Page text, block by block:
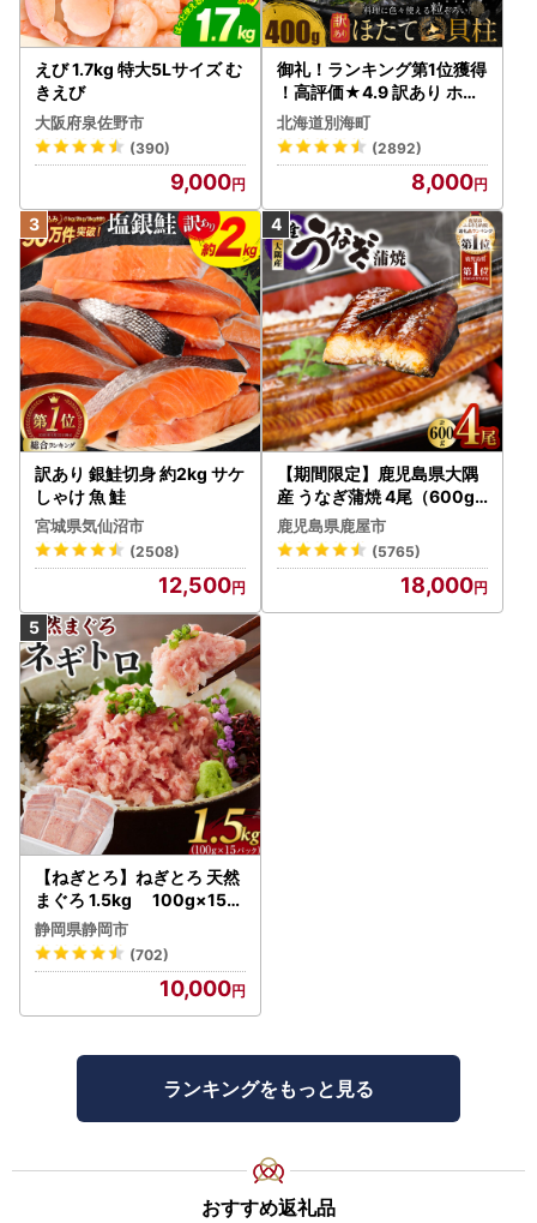
えび 1.7kg 特大5Lサイズ む
きえび
大阪府泉佐野市
(390)
9,000
御礼！ランキング第1位獲得
！高評価★4.9 訳あり ホタ
テ 400g（ほたて 帆立 貝柱
冷凍 ）
北海道別海町
(2892)
8,000
訳あり 銀鮭切身 約2kg サケ
しゃけ 魚 鮭
宮城県気仙沼市
(2508)
12,500
【期間限定】鹿児島県大隅
産 うなぎ蒲焼 4尾（600g
） KN007-004-04-cp18
うなぎ 鰻 魚 惣菜 総菜
鹿児島県鹿屋市
(5765)
18,000
【ねぎとろ】ねぎとろ 天然
まぐろ 1.5kg 100g×15パ
ック
静岡県静岡市
(702)
10,000
ランキングをもっと見る
おすすめ返礼品